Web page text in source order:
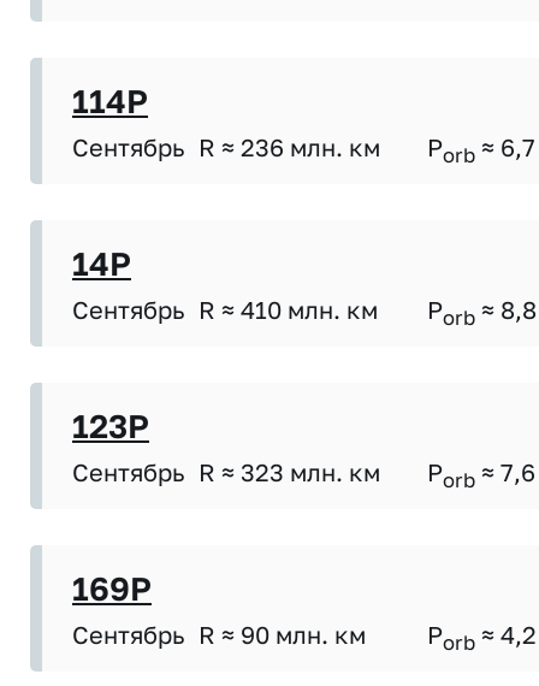
114P
Сентябрь R ≈ 236 млн. км Porb ≈ 6,7
14P
Сентябрь R ≈ 410 млн. км Porb ≈ 8,8
123P
Сентябрь R ≈ 323 млн. км Porb ≈ 7,6
169P
Сентябрь R ≈ 90 млн. км Porb ≈ 4,2